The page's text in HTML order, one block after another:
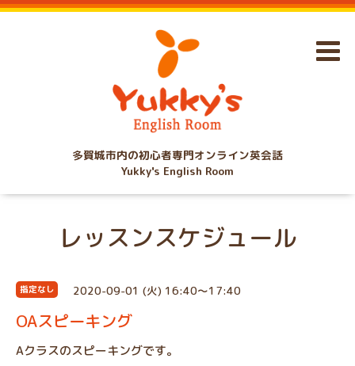
多賀城市内の初心者専門オンライン英会話
Yukky's English Room
レッスンスケジュール
指定なし 2020-09-01 (火) 16:40～17:40
OAスピーキング
Aクラスのスピーキングです。